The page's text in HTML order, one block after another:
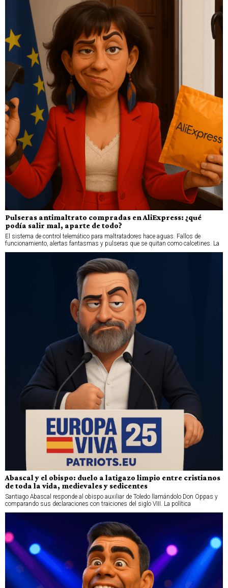
Pulseras antimaltrato compradas en AliExpress: ¿qué
podía salir mal, aparte de todo?
El sistema de control telemático para maltratadores hace aguas. Fallos de
funcionamiento, alertas fantasmas y pulseras que se quitan como calcetines. La
Abascal y el obispo: duelo a latigazo limpio entre cristianos
de toda la vida, medievales y sedicentes
Santiago Abascal responde al obispo auxiliar de Toledo llamándolo Don Oppas y
comparando sus declaraciones con traiciones del siglo VIII. La política